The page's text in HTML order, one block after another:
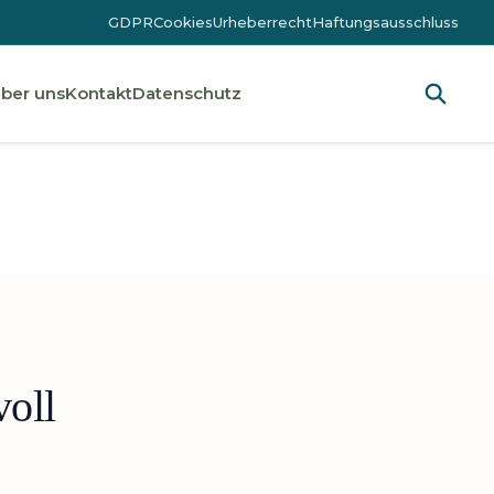
GDPRCookiesUrheberrechtHaftungsausschluss
unsKontaktDatenschutz